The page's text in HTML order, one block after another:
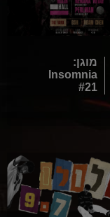
מוגן:
Insomnia
#21